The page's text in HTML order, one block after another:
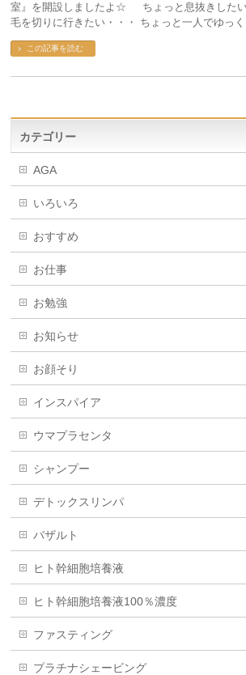
室』を開設しましたよ☆ ちょっと息抜きした
毛を切りに行きたい・・・ ちょっと一人でゆっ
この記事を読む
カテゴリー
AGA
いろいろ
おすすめ
お仕事
お勉強
お知らせ
お顔そり
インスパイア
ウマプラセンタ
シャンプー
デトックスリンパ
バザルト
ヒト幹細胞培養液
ヒト幹細胞培養液100％濃度
ファスティング
プラチナシェービング